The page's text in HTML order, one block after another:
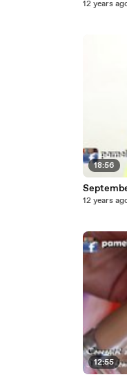
12 years
18:56
12 years
12:55